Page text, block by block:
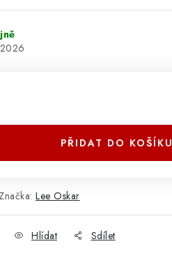
PŘIDAT DO KOŠÍKU
Značka: Lee Oskar
Hlídat Sdílet